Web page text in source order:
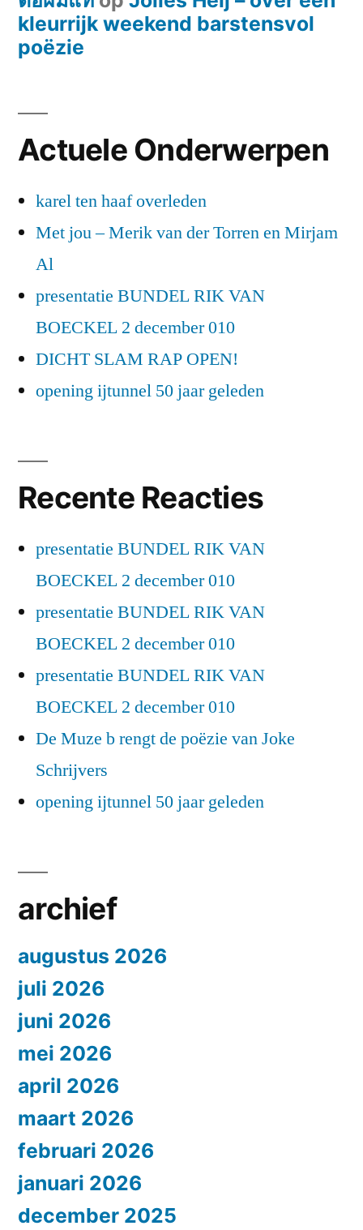
kleurrijk weekend barstensvol
poëzie
Actuele Onderwerpen
karel ten haaf overleden
Met jou – Merik van der Torren en Mirjam
Al
presentatie BUNDEL RIK VAN
BOECKEL 2 december 010
DICHT SLAM RAP OPEN!
opening ijtunnel 50 jaar geleden
Recente Reacties
presentatie BUNDEL RIK VAN
BOECKEL 2 december 010
presentatie BUNDEL RIK VAN
BOECKEL 2 december 010
presentatie BUNDEL RIK VAN
BOECKEL 2 december 010
De Muze b rengt de poëzie van Joke
Schrijvers
opening ijtunnel 50 jaar geleden
archief
augustus 2026
juli 2026
juni 2026
mei 2026
april 2026
maart 2026
februari 2026
januari 2026
december 2025